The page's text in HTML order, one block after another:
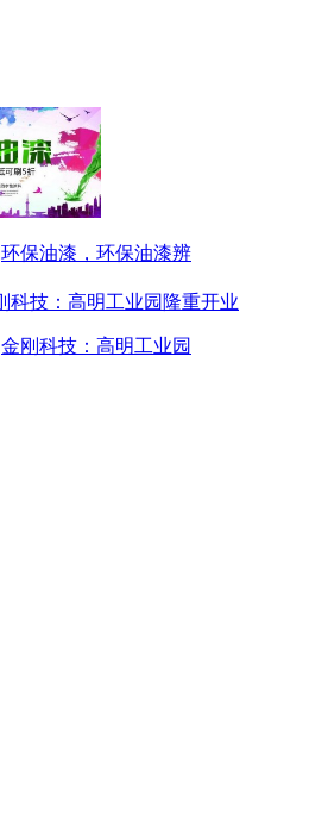
环保油漆，环保油漆辨
金刚科技：高明工业园